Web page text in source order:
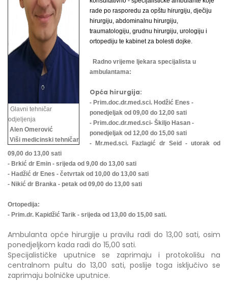
Glavni tehničar
odjeljenja
Alen Omerović
Viši medicinski tehničar
rade po rasporedu za opštu hirurgiju, dječiju
hirurgiju, abdominalnu hirurgiju,
traumatologiju, grudnu hirurgiju, urologiju i
ortopediju te kabinet za bolesti dojke.
Radno vrijeme ljekara specijalista u
ambulantama:
Opća hirurgija:
- Prim.doc.dr.med.sci. Hodžić Enes -
ponedjeljak od 09,00 do 12,00 sati
- Prim.doc.dr.med.sci- Škiljo Hasan -
ponedjeljak od 12,00 do 15,00 sati
- Mr.med.sci. Fazlagić dr Seid - utorak od
09,00 do 13,00 sati
- Brkić dr Emin - srijeda od 9,00 do 13,00 sati
- Hadžić dr Enes - četvrtak od 10,00 do 13,00 sati
- Nikić dr Branka - petak od 09,00 do 13,00 sati
Ortopedija:
- Prim.dr. Kapidžić Tarik - srijeda od 13,00 do 15,00 sati.
Ambulanta opće hirurgije u pravilu radi do 13,00 sati, osim
ponedjeljkom kada radi do 15,00 sati.
Specijalističke uputnice se zaprimaju i protokolišu na
centralnom pultu do 13,00 sati, poslije toga isključivo se
zaprimaju bolničke uputnice.